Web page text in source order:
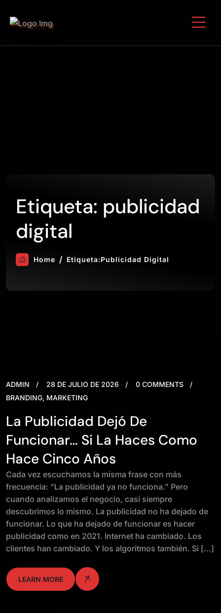
Etiqueta: publicidad
digital
Home Etiqueta:Publicidad Digital
ADMIN 28 DE JULIO DE 2026
0 COMMENTS
BRANDING, MARKETING
La Publicidad Dejó De
Funcionar… Si La Haces Como
Hace Cinco Años
Cada vez escuchamos la misma frase con más
frecuencia: “La publicidad ya no funciona.” Pero
cuando analizamos el negocio, casi siempre
descubrimos lo mismo. La publicidad no ha dejado de
funcionar. Lo que ha dejado de funcionar es hacer
publicidad como en 2021. Internet ha cambiado. Los
clientes han cambiado. Y los algoritmos también. Si […]
LEARN MORE